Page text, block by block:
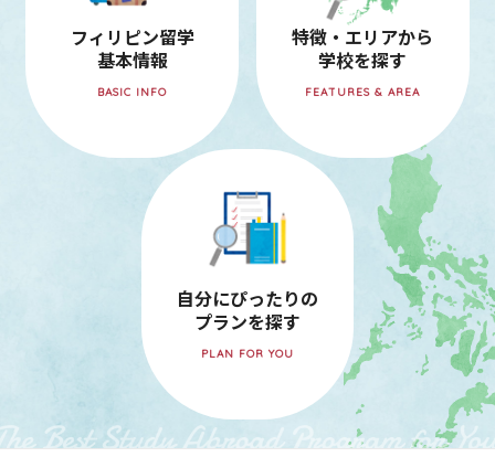
フィリピン留学
基本情報
BASIC INFO
特徴・エリアから
学校を探す
FEATURES & AREA
自分にぴったりの
プランを探す
PLAN FOR YOU